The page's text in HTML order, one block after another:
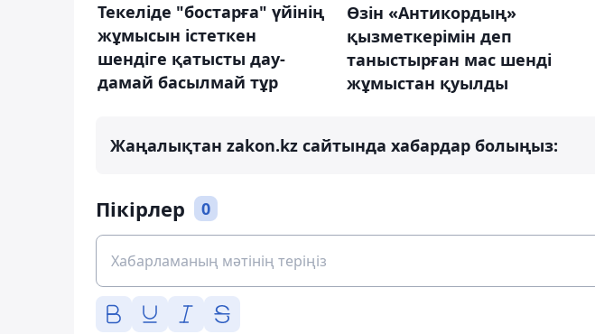
Текеліде "бостарға" үйінің
жұмысын істеткен
шендіге қатысты дау-
дамай басылмай тұр
Өзін «Антикордың»
қызметкерімін деп
таныстырған мас шенді
жұмыстан қуылды
Жаңалықтан zakon.kz сайтында хабардар болыңыз:
Пікірлер 0